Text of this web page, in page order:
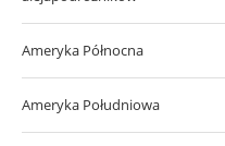
Ameryka Północna
Ameryka Południowa